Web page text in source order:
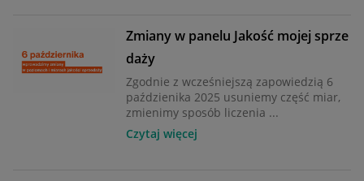
Zmiany w panelu Jakość mojej sprze
daży
Zgodnie z wcześniejszą zapowiedzią 6
paździenika 2025 usuniemy część miar,
zmienimy sposób liczenia ...
Czytaj więcej